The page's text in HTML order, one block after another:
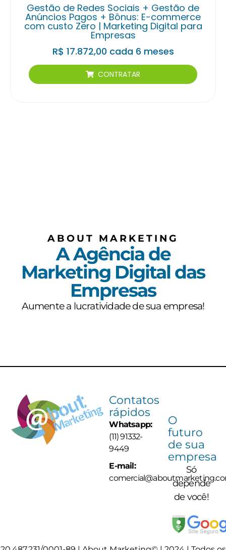
Gestão de Redes Sociais + Gestão de
Anúncios Pagos + Bônus: E-commerce
com custo Zero | Marketing Digital para
Empresas
R$ 17.872,00 cada 6 meses
CONTRATAR
ABOUT MARKETING
A Agência de
Marketing Digital das
Empresas
Aumente a lucratividade de sua empresa!
Contatos
rápidos
Whatsapp:
(11) 91332-
9449
E-mail:
O
futuro
de sua
empresa
Só
depende
de você!